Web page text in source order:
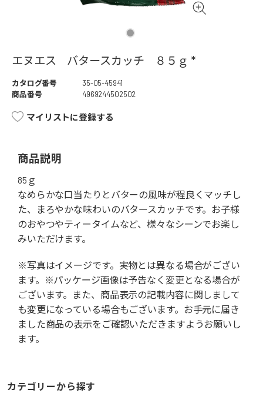
エヌエス バタースカッチ ８５ｇ *
カタログ番号
35-05-45941
商品番号
4969244502502
マイリストに登録する
商品説明
85ｇ
なめらかな口当たりとバターの風味が程良くマッチし
た、まろやかな味わいのバタースカッチです。お子様
のおやつやティータイムなど、様々なシーンでお楽し
みいただけます。
※写真はイメージです。実物とは異なる場合がござい
ます。※パッケージ画像は予告なく変更となる場合が
ございます。また、商品表示の記載内容に関しまして
も変更になっている場合もございます。お手元に届き
ました商品の表示をご確認いただきますようお願いし
ます。
カテゴリーから探す